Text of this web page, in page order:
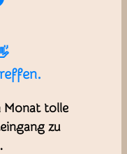
Monat tolle
zu